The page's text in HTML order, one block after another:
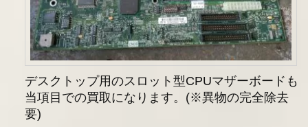
デスクトップ用のスロット型CPUマザーボードも
当項目での買取になります。(※異物の完全除去
要)